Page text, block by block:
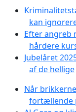
kan
Efter angreb
hårdere
Jubelåret
af de hellige
Når
fortællende